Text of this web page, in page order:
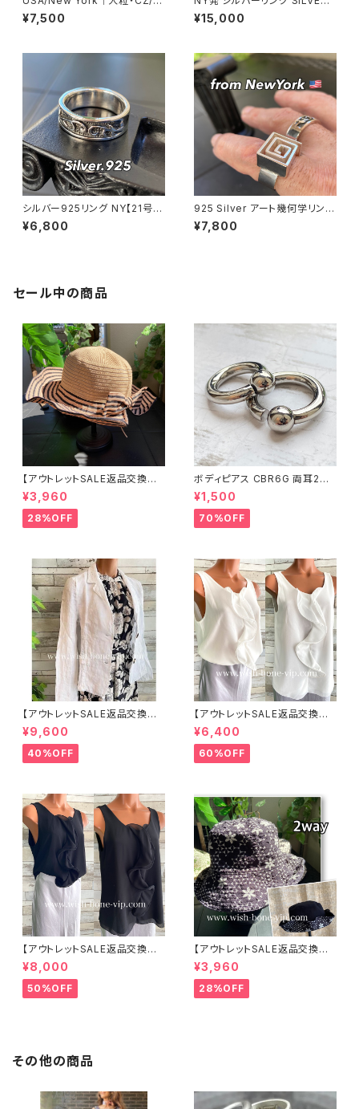
ュービックジルコニア アンティ
ークデザイン｜ゴッドリング｜ク
¥7,500
25 百合 王冠 フローラルリング
ブラックストーン 指輪
¥15,000
シルバー925リング NY【21号】
指輪 メンズリング SILVER925
トライバル アラベスク fashion
¥6,800
925 Silver アート幾何学リング
渦 立体 ユニセックス フリーサイ
ズ シルバーリング 銀 指輪 ニ
¥7,800
セール中の商品
【アウトレットSALE返品交換不
可8/20まで】つば広サマーハッ
ト・通気性・軽量 ワイヤー入りハ
ット ボーダー＆BIGリボン・女優
帽 UV/紫外線対策 レディースハ
¥3,960
28%OFF
ボディピアス CBR6G 両耳2個
セット 1ボール ネジ式 簡単脱着
サージカルステンレス NY直輸
入
¥1,500
70%OFF
【アウトレットSALE返品交換不
可8/20まで】イタリア製サマー
ジャケット｜Made in ITALY｜
リネン麻 飾りエリ ジャケット/ホ
ワイト
¥9,600
40%OFF
【アウトレットSALE返品交換不
可8/20まで】イタリア製 CASA
DEILUCA ITALY｜前フリル＆B
IGフリルトップス /ホワイト
¥6,400
60%OFF
【アウトレットSALE返品交換不
可8/20まで】イタリア製 CASA
DEILUCA ITALY｜前フリル＆B
IGフリルトップス /ブラック
¥8,000
50%OFF
【アウトレットSALE返品交換不
可8/20まで】ワッフル立体フラワ
ー＆無地 2way リバーシブルハ
ット・ワイヤー入り変形ハット・フ
ラワー帽子【ブラック】
¥3,960
28%OFF
その他の商品